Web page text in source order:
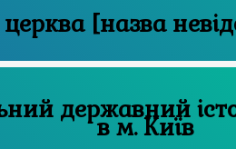
церква [назва
історичний архів
в м. Київ